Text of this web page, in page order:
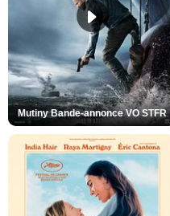
Mutiny Bande-annonce VO STFR